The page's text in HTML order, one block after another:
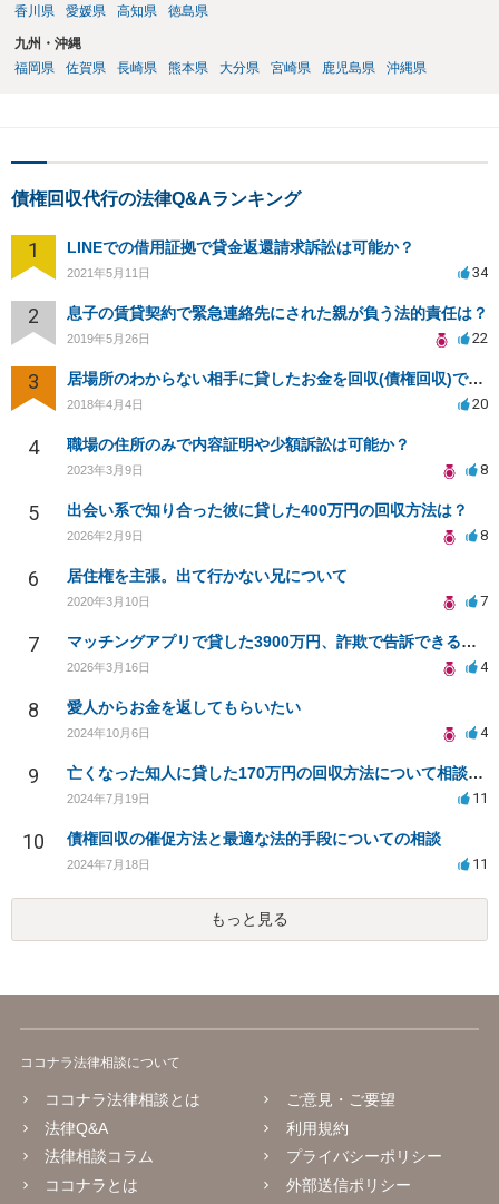
香川県
愛媛県 高知県 徳島県
九州・沖縄
福岡県
佐賀県 長崎県 熊本県 大分県 宮崎県 鹿児島県 沖縄県
債権回収代行の法律Q&Aランキング
1 LINEでの借用証拠で貸金返還請求訴訟は可能か？
2021年5月11日 34
2 息子の賃貸契約で緊急連絡先にされた親が負う法的責任は？
2019年5月26日 22
3 居場所のわからない相手に貸したお金を回収(債権回収)できますか？
2018年4月4日 20
4 職場の住所のみで内容証明や少額訴訟は可能か？
2023年3月9日 8
5 出会い系で知り合った彼に貸した400万円の回収方法は？
2026年2月9日 8
6 居住権を主張。出て行かない兄について
2020年3月10日 7
7 マッチングアプリで貸した3900万円、詐欺で告訴できるか？
2026年3月16日 4
8 愛人からお金を返してもらいたい
2024年10月6日 4
9 亡くなった知人に貸した170万円の回収方法について相談したい
2024年7月19日 11
10 債権回収の催促方法と最適な法的手段についての相談
2024年7月18日 11
もっと見る
ココナラ法律相談について
ココナラ法律相談とは
法律Q&A
法律相談コラム
ココナラとは
ご意見・ご要望
利用規約
プライバシーポリシー
外部送信ポリシー